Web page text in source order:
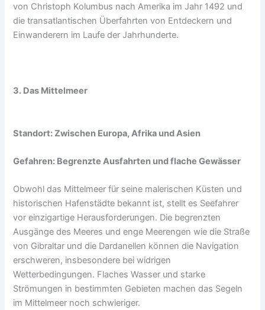
von Christoph Kolumbus nach Amerika im Jahr 1492 und
die transatlantischen Überfahrten von Entdeckern und
Einwanderern im Laufe der Jahrhunderte.
3. Das Mittelmeer
Standort: Zwischen Europa, Afrika und Asien
Gefahren: Begrenzte Ausfahrten und flache Gewässer
Obwohl das Mittelmeer für seine malerischen Küsten und
historischen Hafenstädte bekannt ist, stellt es Seefahrer
vor einzigartige Herausforderungen. Die begrenzten
Ausgänge des Meeres und enge Meerengen wie die Straße
von Gibraltar und die Dardanellen können die Navigation
erschweren, insbesondere bei widrigen
Wetterbedingungen. Flaches Wasser und starke
Strömungen in bestimmten Gebieten machen das Segeln
im Mittelmeer noch schwieriger.